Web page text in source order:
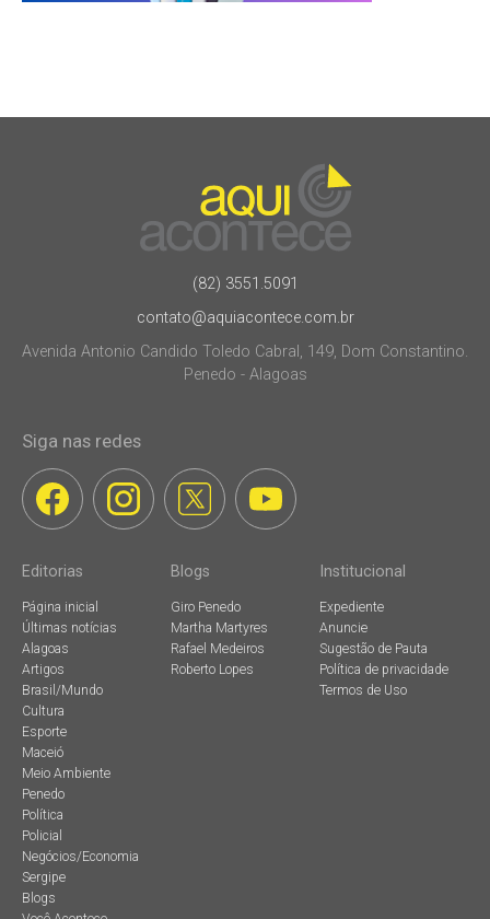
(82) 3551.5091
contato@aquiacontece.com.br
Avenida Antonio Candido Toledo Cabral, 149, Dom Constantino.
Penedo - Alagoas
Siga nas redes
Editorias
Página inicial
Últimas notícias
Alagoas
Artigos
Brasil/Mundo
Cultura
Esporte
Maceió
Meio Ambiente
Penedo
Política
Policial
Negócios/Economia
Sergipe
Blogs
Blogs
Giro Penedo
Martha Martyres
Rafael Medeiros
Roberto Lopes
Institucional
Expediente
Anuncie
Sugestão de Pauta
Política de privacidade
Termos de Uso